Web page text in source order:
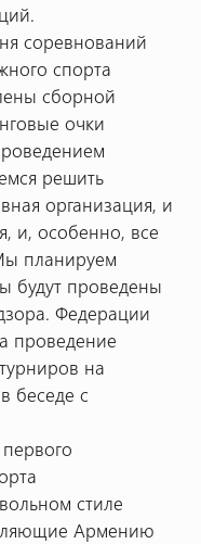
соревнований
спорта
сборной
очки
решить
организация, и
и, особенно, все
планируем
будут проведены
Федерации
проведение
на
беседе с
стиле
Армению